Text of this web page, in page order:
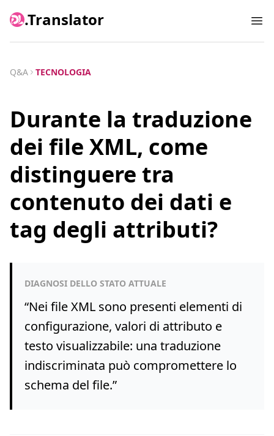
.Translator
Q&A TECNOLOGIA
Durante la traduzione
dei file XML, come
distinguere tra
contenuto dei dati e
tag degli attributi?
DIAGNOSI DELLO STATO ATTUALE
“Nei file XML sono presenti elementi di
configurazione, valori di attributo e
testo visualizzabile: una traduzione
indiscriminata può compromettere lo
schema del file.”